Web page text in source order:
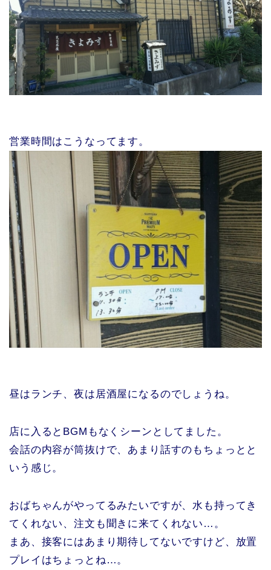
営業時間はこうなってます。
昼はランチ、夜は居酒屋になるのでしょうね。
店に入るとBGMもなくシーンとしてました。
会話の内容が筒抜けで、あまり話すのもちょっとと
いう感じ。
おばちゃんがやってるみたいですが、水も持ってき
てくれない、注文も聞きに来てくれない…。
まあ、接客にはあまり期待してないですけど、放置
プレイはちょっとね…。